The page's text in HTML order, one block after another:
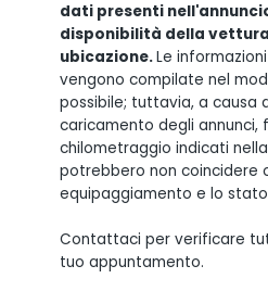
dati presenti
disponibilità della
ubicazione.Le
vengono compilate nel
possibile; tuttavia, a causa
caricamento degli annunci,
chilometraggio indicati
potrebbero non coincidere
equipaggiamento e lo
Contattaci per verificare
tuo appuntamento.